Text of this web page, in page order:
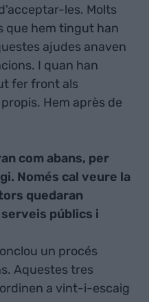
les. Molts
que hem tingut han
ajudes anaven
I quan han
fer front als
Hem après de
com abans, per
Només cal veure la
quedaran
públics i
un procés
Aquestes tres
a vint-i-escaig